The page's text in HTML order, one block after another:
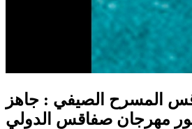
المسرح الصيفي : جاهز
مهرجان صفاقس الدولي